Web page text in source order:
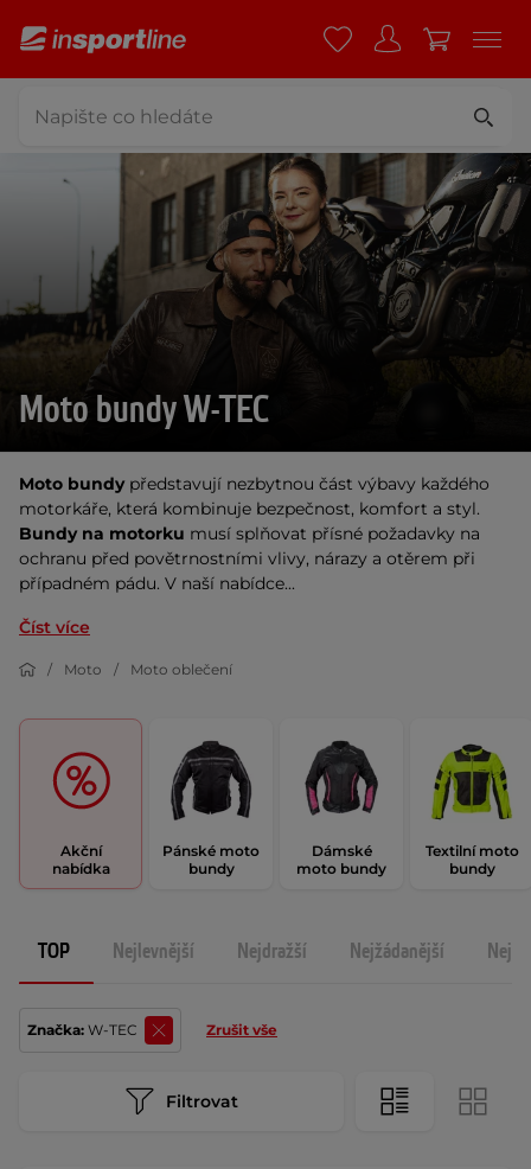
Moto bundy W-TEC
Moto bundy představují nezbytnou část výbavy každého
Bundy na motorku musí splňovat přísné požadavky na
ochranu před povětrnostními vlivy, nárazy a otěrem při
případném pádu. V naší nabídce...
Číst více
Moto Moto oblečení
Akční
nabídka
Pánské moto
bundy
Dámské
moto bundy
Textilní moto
bundy
TOP Nejlevnější Nejdražší Nejžádanější
Značka: W-TEC Zrušit vše
Filtrovat